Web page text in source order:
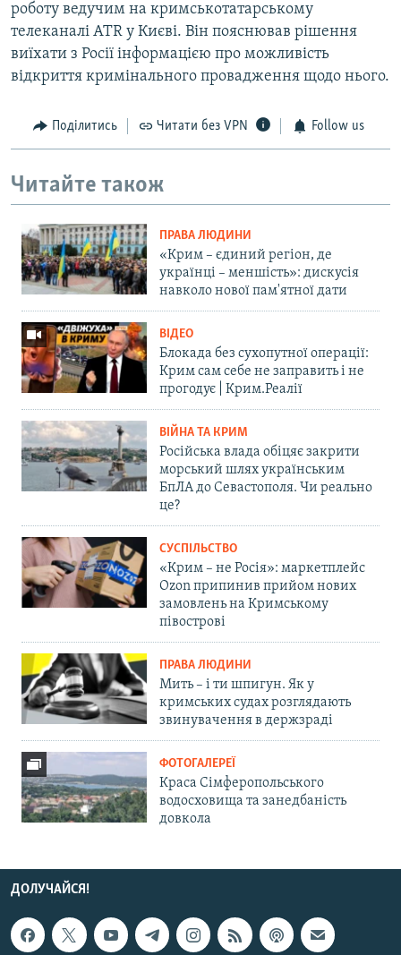
роботу ведучим на кримськотатарському
телеканалі ATR у Києві. Він пояснював рішення
виїхати з Росії інформацією про можливість
відкриття кримінального провадження щодо нього.
Поділитись Читати без VPN Follow us
Читайте також
ПРАВА ЛЮДИНИ
«Крим – єдиний регіон, де
українці – меншість»: дискусія
навколо нової пам'ятної дати
ВІДЕО
Блокада без сухопутної операції:
Крим сам себе не заправить і не
прогодує | Крим.Реалії
ВІЙНА ТА КРИМ
Російська влада обіцяє закрити
морський шлях українським
БпЛА до Севастополя. Чи реально
це?
СУСПІЛЬСТВО
«Крим – не Росія»: маркетплейс
Ozon припинив прийом нових
замовлень на Кримському
півострові
ПРАВА ЛЮДИНИ
Мить – і ти шпигун. Як у
кримських судах розглядають
звинувачення в держзраді
ФОТОГАЛЕРЕЇ
Краса Сімферопольського
водосховища та занедбаність
довкола
ДОЛУЧАЙСЯ!